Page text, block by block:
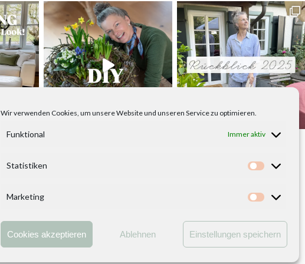
Wir verwenden Cookies, um unsere Website und unseren Service zu optimieren.
Funktional Immer aktiv
Statistiken
Statistiken
Marketing
Marketing
Cookies akzeptieren Ablehnen Einstellungen speichern